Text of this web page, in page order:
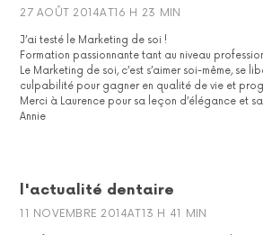
27 AOÛT 2014AT16 H 23 MIN
J’ai testé le Marketing de soi !
Formation passionnante tant au niveau
Le Marketing de soi, c’est s’aimer soi-même, se
culpabilité pour gagner en qualité de vie et
Merci à Laurence pour sa leçon d’élégance et
Annie
l'actualité dentaire
11 NOVEMBRE 2014AT13 H 41 MIN